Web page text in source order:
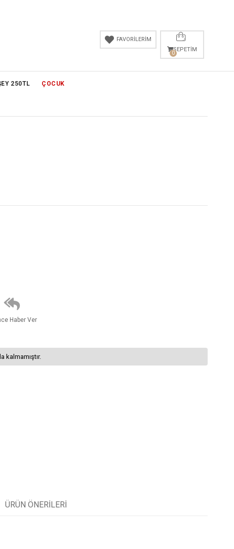
SEPETIM
0
FAVORİLERİM
250TL ÇOCUK
Haber Ver
kalmamıştır.
ÜRÜN ÖNERILERI